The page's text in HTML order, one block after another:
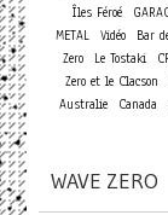
Îles Féroé
METAL
Vidéo Bar
Zero
Le Tostaki
Zero et le Clacson
Australie
Canada
WAVE ZERO